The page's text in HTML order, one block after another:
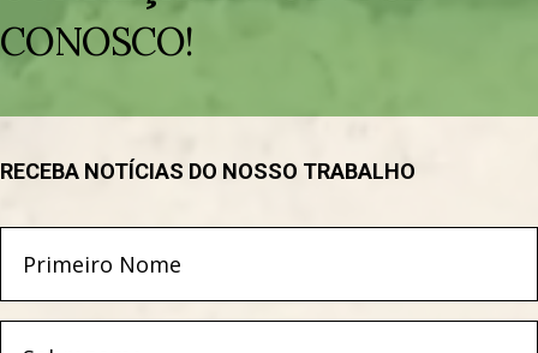
CONOSCO!
RECEBA NOTÍCIAS DO NOSSO TRABALHO